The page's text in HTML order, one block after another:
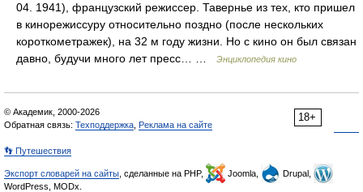
04. 1941), французский режиссер. Тавернье из тех, кто пришел
в кинорежиссуру относительно поздно (после нескольких
короткометражек), на 32 м году жизни. Но с кино он был связан
давно, будучи много лет пресс… …
Энциклопедия кино
18+
© Академик, 2000-2026
Обратная связь: Техподдержка Реклама на сайте
👣 Путешествия
Экспорт словарей на сайты , сделанные на PHP, Joomla,
Drupal,
WordPress, MODx.